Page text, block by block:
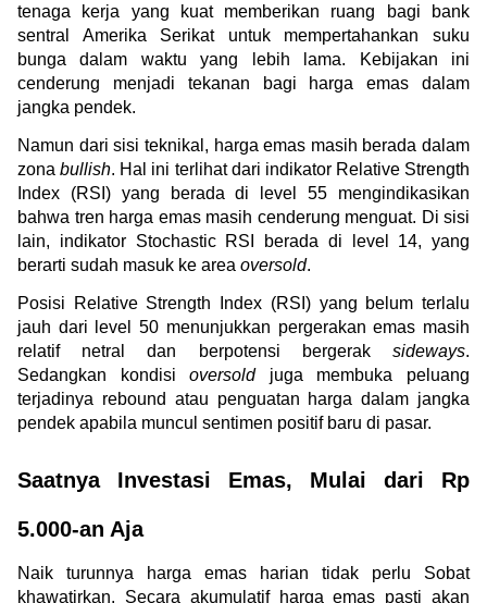
tenaga kerja yang kuat memberikan ruang bagi bank
sentral Amerika Serikat untuk mempertahankan suku
bunga dalam waktu yang lebih lama. Kebijakan ini
cenderung menjadi tekanan bagi harga emas dalam
jangka pendek.
Namun dari sisi teknikal, harga emas masih berada dalam
zona bullish. Hal ini terlihat dari indikator Relative Strength
Index (RSI) yang berada di level 55 mengindikasikan
bahwa tren harga emas masih cenderung menguat. Di sisi
lain, indikator Stochastic RSI berada di level 14, yang
berarti sudah masuk ke area oversold.
Posisi Relative Strength Index (RSI) yang belum terlalu
jauh dari level 50 menunjukkan pergerakan emas masih
relatif netral dan berpotensi bergerak sideways.
Sedangkan kondisi oversold juga membuka peluang
terjadinya rebound atau penguatan harga dalam jangka
pendek apabila muncul sentimen positif baru di pasar.
Saatnya Investasi Emas, Mulai dari Rp
5.000-an Aja
Naik turunnya harga emas harian tidak perlu Sobat
khawatirkan. Secara akumulatif harga emas pasti akan